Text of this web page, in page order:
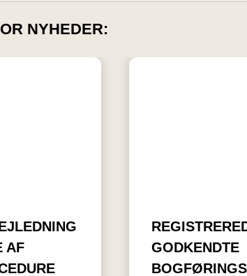
NYHEDER:
AF
GODKENDTE